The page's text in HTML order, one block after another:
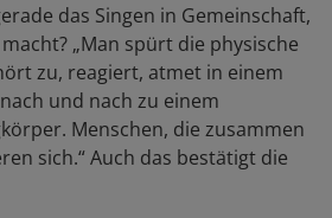
das Singen in Gemeinschaft,
„Man spürt die physische
zu, reagiert, atmet in einem
und nach zu einem
Menschen, die zusammen
sich.“ Auch das bestätigt die